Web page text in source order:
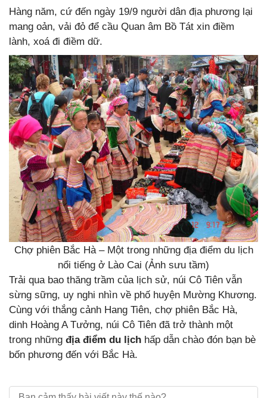
Hàng năm, cứ đến ngày 19/9 người dân địa phương lại
mang oản, vải đỏ để cầu Quan âm Bồ Tát xin điềm
lành, xoá đi điềm dữ.
Chợ phiên Bắc Hà – Một trong những địa điểm du lịch
nổi tiếng ở Lào Cai (Ảnh sưu tầm)
Trải qua bao thăng trầm của lịch sử, núi Cô Tiên vẫn
sừng sững, uy nghi nhìn về phố huyện Mường Khương.
Cùng với thắng cảnh Hang Tiên, chợ phiên Bắc Hà,
dinh Hoàng A Tưởng, núi Cô Tiên đã trở thành một
trong những địa điểm du lịch hấp dẫn chào đón bạn bè
bốn phương đến với Bắc Hà.